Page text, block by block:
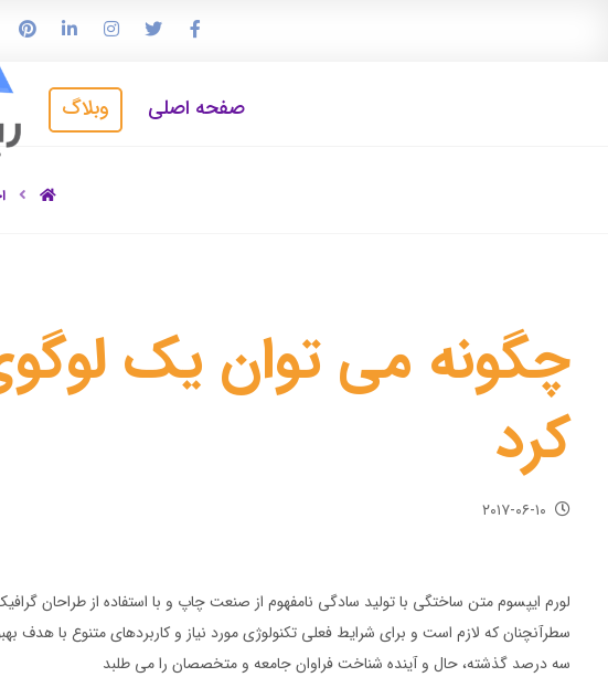
صفحه اصلی وبلاگ
چگونه می توان یک
کرد
۲۰۱۷-۰۶-۱۰
لورم ایپسوم متن ساختگی با تولید سادگی نامفهوم از صنعت چاپ و با استفاده از طراحان
سطرآنچنان که لازم است و برای شرایط فعلی تکنولوژی مورد نیاز و کاربردهای متنوع با هدف
سه درصد گذشته، حال و آینده شناخت فراوان جامعه و متخصصان را می طلبد